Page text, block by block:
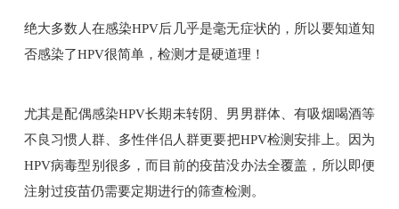
绝大多数人在感染HPV后几乎是毫无症状的，所以要知道知
否感染了HPV很简单，检测才是硬道理！
尤其是配偶感染HPV长期未转阴、男男群体、有吸烟喝酒等
不良习惯人群、多性伴侣人群更要把HPV检测安排上。因为
HPV病毒型别很多，而目前的疫苗没办法全覆盖，所以即便
注射过疫苗仍需要定期进行的筛查检测。